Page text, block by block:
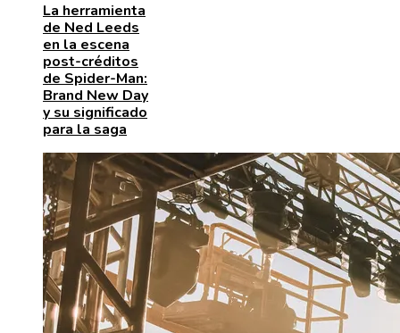
La herramienta
de Ned Leeds
en la escena
post-créditos
de Spider-Man:
Brand New Day
y su significado
para la saga